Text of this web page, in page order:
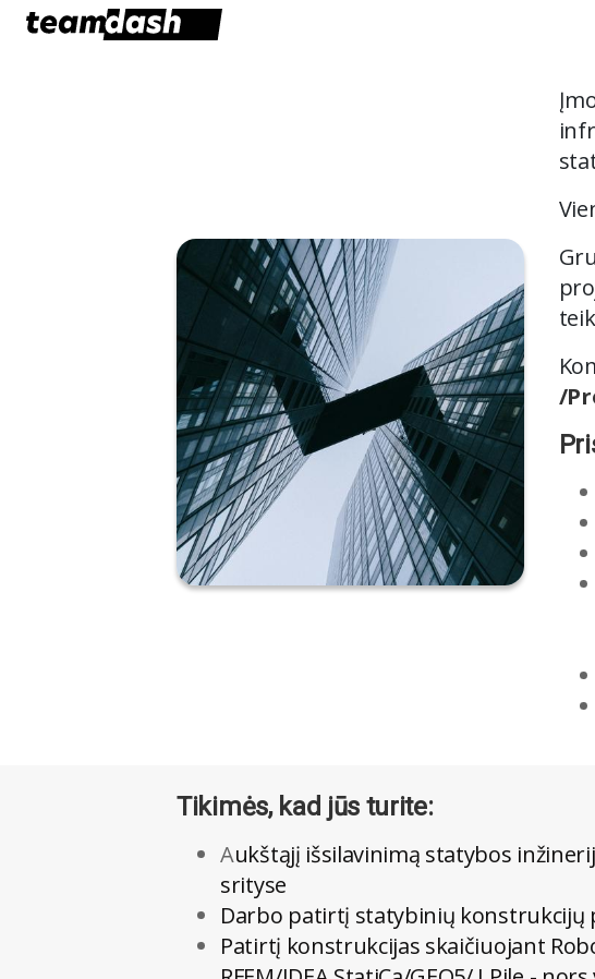
/
Tikimės, kad jūs turite:
Aukštąjį išsilavinimą statybos
srityse
Darbo patirtį statybinių konstrukcijų
Patirtį konstrukcijas skaičiuojant